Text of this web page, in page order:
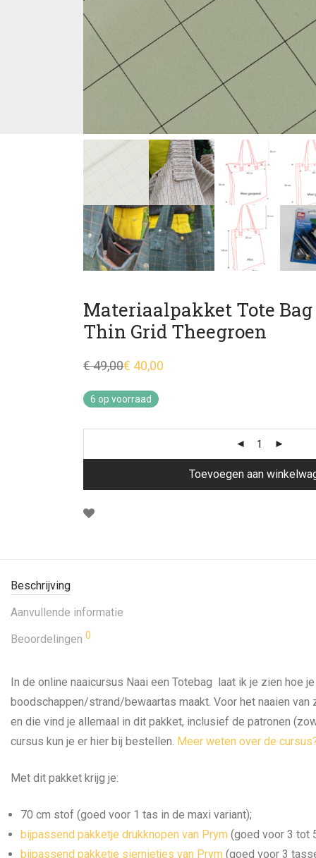
Materiaalpakket Tote Bag
Thin Grid Theegroen
€49,00
Oorspronkelijke
was:
€ 49,00.
€ 40,00
Huidige
is:
€ 40,00.
6 op voorraad
Toevoegen aan
Beschrijving
Aanvullende informatie
Beoordelingen 0
In de online naaicursus Naai een Totebag laat ik je zien hoe
boodschappen/strand/bewaartas maakt. Voor het naaien van
en die vind je allemaal in dit pakket, inclusief de patronen
cursus kun je er hier bij bestellen. Meer weten over de
Met dit pakket krijg je:
70 cm stof (goed voor 1 tas in de maxi variant);
bijpassend pakketje drukknopen van Prym (goed voor 3 tot
bijpassend pakketje siernietjes van Prym (goed voor 3